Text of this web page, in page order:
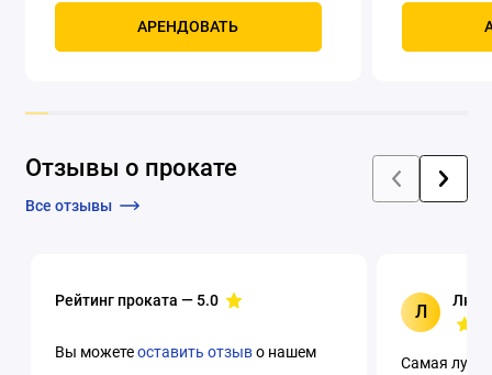
АРЕНДОВАТЬ
Мощность,
Отзывы о прокате
Все отзывы
Рейтинг проката — 5.0
Вы можетеоставить отзыво нашем
Л
Самая